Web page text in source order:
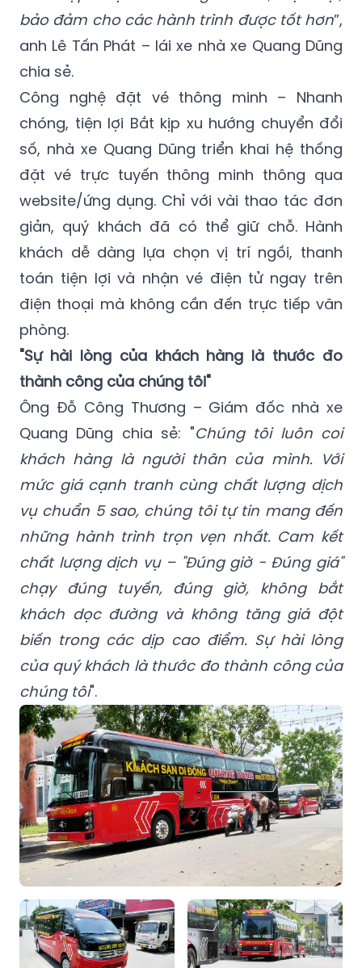
bảo đảm cho các hành trình được tốt hơn”,
anh Lê Tấn Phát – lái xe nhà xe Quang Dũng
chia sẻ.
Công nghệ đặt vé thông minh – Nhanh
chóng, tiện lợi Bắt kịp xu hướng chuyển đổi
số, nhà xe Quang Dũng triển khai hệ thống
đặt vé trực tuyến thông minh thông qua
website/ứng dụng. Chỉ với vài thao tác đơn
giản, quý khách đã có thể giữ chỗ. Hành
khách dễ dàng lựa chọn vị trí ngồi, thanh
toán tiện lợi và nhận vé điện tử ngay trên
điện thoại mà không cần đến trực tiếp văn
phòng.
"Sự hài lòng của khách hàng là thước đo
thành công của chúng tôi"
Ông Đỗ Công Thương – Giám đốc nhà xe
Quang Dũng chia sẻ: "Chúng tôi luôn coi
khách hàng là người thân của mình. Với
mức giá cạnh tranh cùng chất lượng dịch
vụ chuẩn 5 sao, chúng tôi tự tin mang đến
những hành trình trọn vẹn nhất. Cam kết
chất lượng dịch vụ – "Đúng giờ - Đúng giá"
chạy đúng tuyến, đúng giờ, không bắt
khách dọc đường và không tăng giá đột
biến trong các dịp cao điểm. Sự hài lòng
của quý khách là thước đo thành công của
chúng tôi".